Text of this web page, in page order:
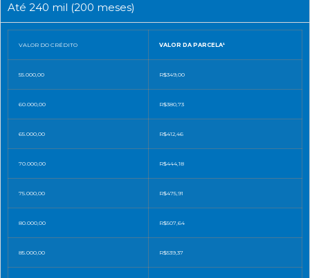
Até 240 mil (200 meses)
VALOR DO CRÉDITO VALOR DA PARCELA¹
55.000,00 R$349,00
60.000,00 R$380,73
65.000,00 R$412,46
70.000,00 R$444,18
75.000,00 R$475,91
80.000,00 R$507,64
85.000,00 R$539,37